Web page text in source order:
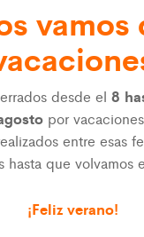
de
textil. Si no
y haremos lo
ayudarte.
vamos
desde el 8
por
entre esas
hasta que volvamos
¡Feliz verano!